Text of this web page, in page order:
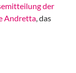
der
Andretta, das